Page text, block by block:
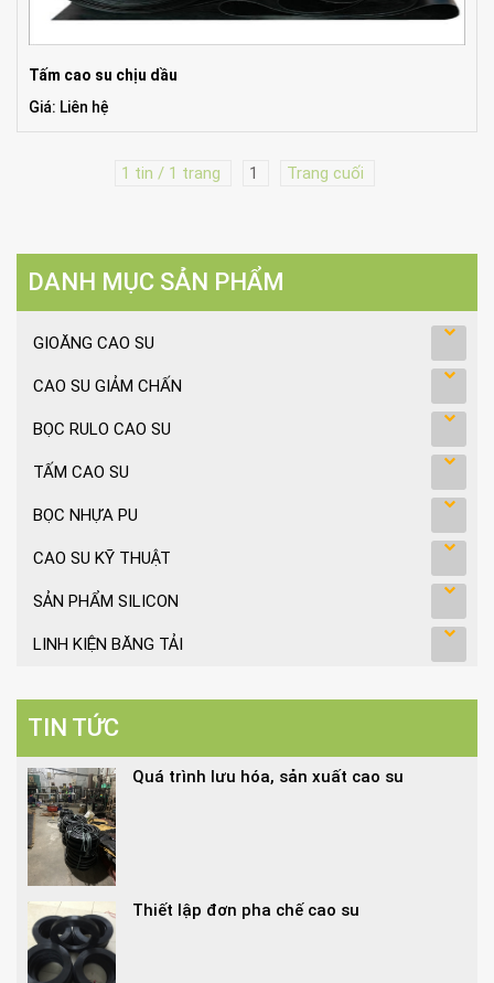
Tấm cao su chịu dầu
Giá: Liên hệ
1 tin / 1 trang 1 Trang cuối
DANH MỤC SẢN PHẨM
GIOĂNG CAO SU
CAO SU GIẢM CHẤN
BỌC RULO CAO SU
TẤM CAO SU
BỌC NHỰA PU
CAO SU KỸ THUẬT
SẢN PHẨM SILICON
LINH KIỆN BĂNG TẢI
TIN TỨC
Quá trình lưu hóa, sản xuất cao su
Thiết lập đơn pha chế cao su